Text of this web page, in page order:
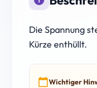
Die Spannung
Kürze enthüllt.
calendar_todayWichtiger